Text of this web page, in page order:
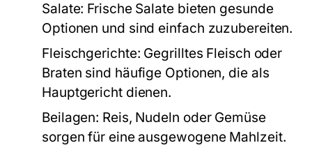
Salate: Frische Salate bieten gesunde
Optionen und sind einfach zuzubereiten.
Fleischgerichte: Gegrilltes Fleisch oder
Braten sind häufige Optionen, die als
Hauptgericht dienen.
Beilagen: Reis, Nudeln oder Gemüse
sorgen für eine ausgewogene Mahlzeit.